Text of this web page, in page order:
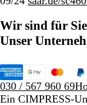
Wir sind für
Unser
030 / 567 960 69
Ein CIMPRESS-